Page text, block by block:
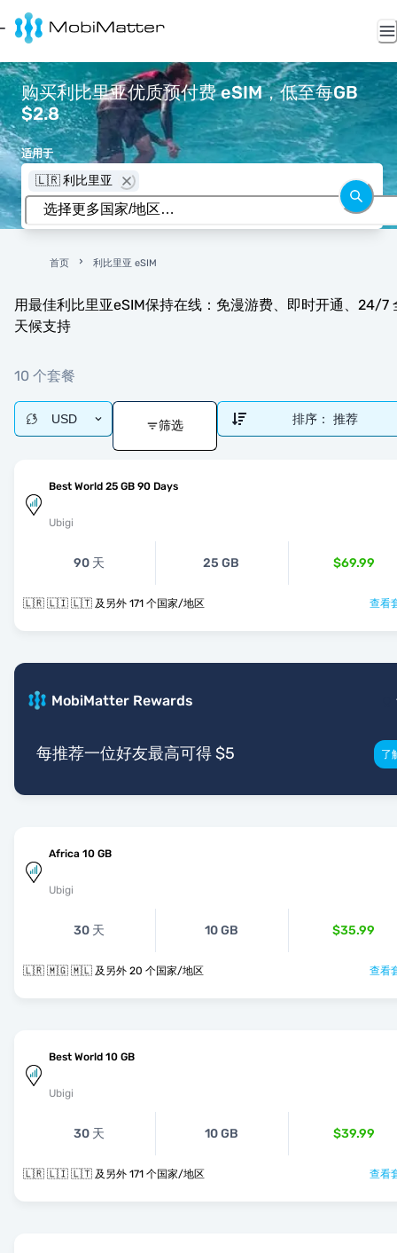
购买利比里亚优质预付费 eSIM，低至每GB
$2.8
适用于
🇱🇷 利比里亚
首页 利比里亚 eSIM
用最佳利比里亚eSIM保持在线：免漫游费、即时开通、24/7
天候支持
10 个套餐
USD 筛选 排序： 推荐
Best World 25 GB 90 Days
Ubigi
90 天 25 GB $69.99
🇱🇷 🇱🇮 🇱🇹 及另外 171 个国家/地区 查看
MobiMatter Rewards
每推荐一位好友最高可得 $5 了
Africa 10 GB
Ubigi
30 天 10 GB $35.99
🇱🇷 🇲🇬 🇲🇱 及另外 20 个国家/地区 查看
Best World 10 GB
Ubigi
30 天 10 GB $39.99
🇱🇷 🇱🇮 🇱🇹 及另外 171 个国家/地区 查看